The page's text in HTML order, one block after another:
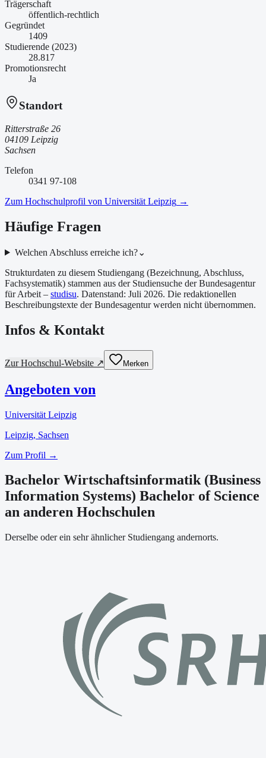
Trägerschaft
öffentlich-rechtlich
Gegründet
1409
Studierende (2023)
28.817
Promotionsrecht
Ja
Standort
Ritterstraße 26
04109 Leipzig
Sachsen
Telefon
0341 97-108
Zum Hochschulprofil von Universität Leipzig →
Häufige Fragen
Welchen Abschluss erreiche ich?⌄
Strukturdaten zu diesem Studiengang (Bezeichnung, Abschluss,
Fachsystematik) stammen aus der Studiensuche der Bundesagentur
für Arbeit – studisu. Datenstand: Juli 2026. Die redaktionellen
Beschreibungstexte der Bundesagentur werden nicht übernommen.
Infos & Kontakt
Zur Hochschul-Website ↗ Merken
Angeboten von
Universität Leipzig
Leipzig, Sachsen
Zum Profil →
Bachelor Wirtschaftsinformatik (Business
Information Systems) Bachelor of Science
an anderen Hochschulen
Derselbe oder ein sehr ähnlicher Studiengang andernorts.